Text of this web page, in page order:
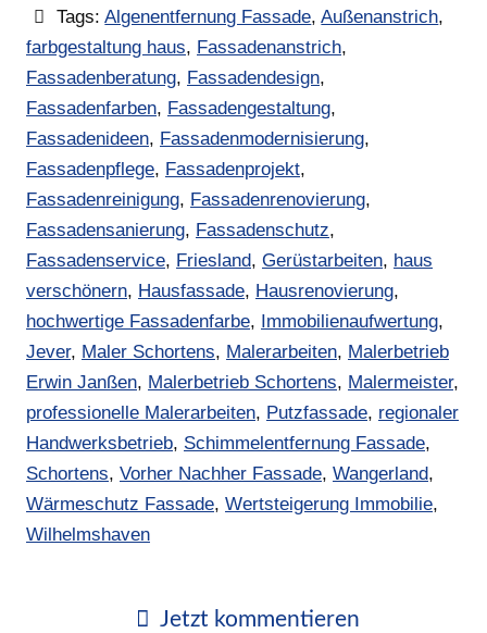
Tags:Algenentfernung Fassade,Außenanstrich,
farbgestaltung haus, Fassadenanstrich,
Fassadenberatung, Fassadendesign,
Fassadenfarben, Fassadengestaltung,
Fassadenideen, Fassadenmodernisierung,
Fassadenpflege, Fassadenprojekt,
Fassadenreinigung, Fassadenrenovierung,
Fassadensanierung, Fassadenschutz,
Fassadenservice, Friesland, Gerüstarbeiten, haus
verschönern, Hausfassade, Hausrenovierung,
hochwertige Fassadenfarbe, Immobilienaufwertung,
Jever, Maler Schortens, Malerarbeiten, Malerbetrieb
Erwin Janßen, Malerbetrieb Schortens, Malermeister,
professionelle Malerarbeiten, Putzfassade, regionaler
Handwerksbetrieb, Schimmelentfernung Fassade,
Schortens, Vorher Nachher Fassade, Wangerland,
Wärmeschutz Fassade, Wertsteigerung Immobilie,
Wilhelmshaven
Jetzt kommentieren